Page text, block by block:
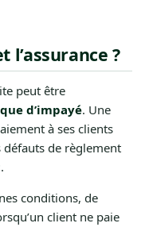
?
peut être
d’impayé. Une
à ses clients
de règlement
.
conditions, de
client ne paie